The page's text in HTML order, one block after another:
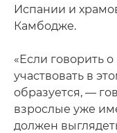
Испании и
Камбодже.
«Если говорить
участвовать в
образуется, —
взрослые уже
должен